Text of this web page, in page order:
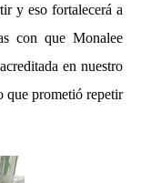
y eso fortalecerá a
con que Monalee
en nuestro
que prometió repetir